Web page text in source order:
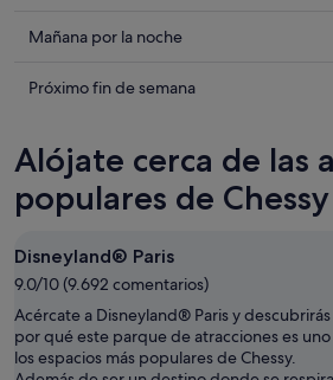
precios
Chessy
noche,
ago
10
ago
Comprueba
precios
para
mañana
por
noche,
10
ago
-
11
Mañana por la noche
Comprueba
en
Chessy
para
próximo
fin
de
semana,
14
Próximo fin de semana
Alójate cerca de las
populares de Chessy
Disneyland® Paris
9.0/10 (9.692 comentarios)
Acércate a Disneyland® Paris y descubrirás
por qué este parque de atracciones es
los espacios más populares de Chessy.